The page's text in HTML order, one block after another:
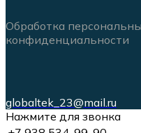
Обработка
конфиденциальности
globaltek_23@mail.ru
Нажмите для звонка